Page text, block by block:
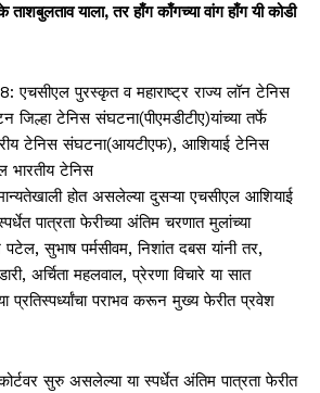
ताशबुलताव याला,तर हाँग काँगच्या वांग हाँग यी कोडी
एचसीएल पुरस्कृत व महाराष्ट्र राज्य लॉन टेनिस
जिल्हा टेनिस संघटना(पीएमडीटीए)यांच्या तर्फे
टेनिस संघटना(आयटीएफ), आशियाई टेनिस
टेनिस
होत असलेल्या दुसऱ्या एचसीएल आशियाई
पात्रता फेरीच्या अंतिम चरणात मुलांच्या
सुभाष पर्मसीवम, निशांत दबस यांनी तर,
अर्चिता महलवाल, प्रेरणा विचारे या सात
प्रतिस्पर्ध्यांचा पराभव करून मुख्य फेरीत प्रवेश
सुरु असलेल्या या स्पर्धेत अंतिम पात्रता फेरीत